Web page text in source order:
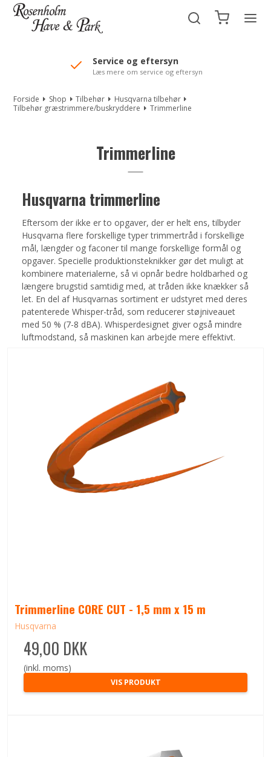
//Mailchimp autofill selected "Pakke"
Automower service
Forkæl din Automower
Forside Shop Tilbehør
Husqvarna tilbehør
Tilbehør græstrimmere/buskryddere
Trimmerline
Trimmerline
Husqvarna trimmerline
Eftersom der ikke er to opgaver, der er helt ens, tilbyder
Husqvarna flere forskellige typer trimmertråd i forskellige
mål, længder og faconer til mange forskellige formål og
opgaver. Specielle produktionsteknikker gør det muligt at
kombinere materialerne, så vi opnår bedre holdbarhed og
længere brugstid samtidig med, at tråden ikke knækker så
let. En del af Husqvarnas sortiment er udstyret med deres
patenterede Whisper-tråd, som reducerer støjniveauet
med 50 % (7-8 dBA). Whisperdesignet giver også mindre
luftmodstand, så maskinen kan arbejde mere effektivt.
Trimmerline CORE CUT - 1,5 mm x 15 m
Husqvarna
49,00 DKK
(inkl. moms)
VIS PRODUKT